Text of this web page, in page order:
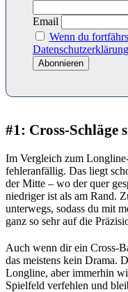
Email
Wenn du
#1: Cross-Schläge
Im Vergleich zum
fehleranfällig. Das liegt
der Mitte – wo der quer
niedriger ist als am Rand.
unterwegs, sodass du mit
ganz so sehr auf die
Auch wenn dir ein Cross-
das meistens kein Drama.
Longline, aber immerhin
Spielfeld verfehlen und